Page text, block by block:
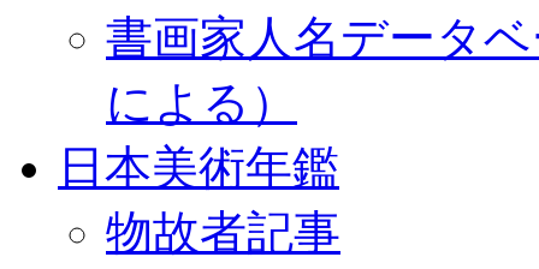
書画家人名データ
による）
日本美術年鑑
物故者記事